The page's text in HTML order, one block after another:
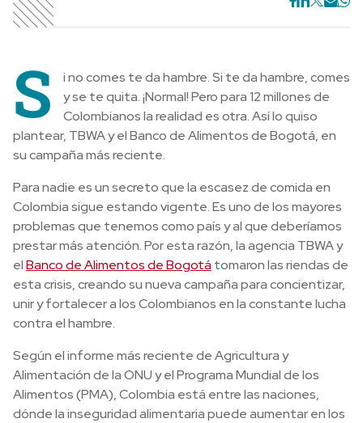
S
i no comes te da hambre. Si te da hambre, comes
y se te quita. ¡Normal! Pero para 12 millones de
Colombianos la realidad es otra. Así lo quiso
plantear, TBWA y el Banco de Alimentos de Bogotá, en
su campaña más reciente.
Para nadie es un secreto que la escasez de comida en
Colombia sigue estando vigente. Es uno de los mayores
problemas que tenemos como país y al que deberíamos
prestar más atención. Por esta razón, la agencia TBWA y
elBanco de Alimentos de Bogotá tomaron las riendas de
esta crisis, creando su nueva campaña para concientizar,
unir y fortalecer a los Colombianos en la constante lucha
contra el hambre.
Según el informe más reciente de Agricultura y
Alimentación de la ONU y el Programa Mundial de los
Alimentos (PMA), Colombia está entre las naciones,
dónde la inseguridad alimentaria puede aumentar en los